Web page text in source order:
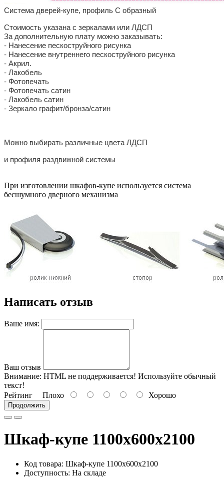
Система дверей-купе, профиль С образный
Стоимость указана с зеркалами или ЛДСП
За дополнительную плату можно заказывать:
- Нанесение пескоструйного рисунка
- Нанесение внутреннего пескоструйного рисунка
- Акрил.
- Лакобель
- Фотопечать
- Фотопечать сатин
- Лакобель сатин
- Зеркало графит/бронза/сатин
Можно выбирать различные цвета ЛДСП
и профиля раздвижной системы
При изготовлении шкафов-купе используется система
бесшумного дверного механизма
Написать отзыв
Ваше имя:
Ваш отзыв
Внимание: HTML не поддерживается! Используйте обычный
текст!
Рейтинг Плохо Хорошо
Продолжить
Шкаф-купе 1100х600х2100
Код товара: Шкаф-купе 1100х600х2100
Доступность: На складе